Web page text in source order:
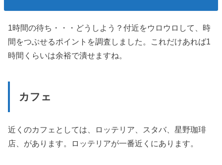
1時間の待ち・・・どうしよう？付近をウロウロして、時
間をつぶせるポイントを調査しました。これだけあれば1
時間くらいは余裕で潰せますね。
カフェ
近くのカフェとしては、ロッテリア、スタバ、星野珈琲
店、があります。ロッテリアが一番近くにあります。